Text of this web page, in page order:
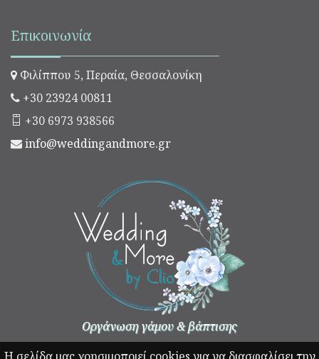
Επικοινωνία
Φιλίππου 5, Περαία, Θεσσαλονίκη
+30 23924 00811
+30 6973 938566
info@weddingandmore.gr
Οργάνωση γάμου & βάπτισης